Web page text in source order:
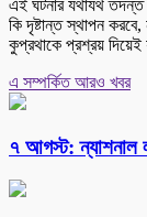
এই ঘটনার যথাযথ তদন্ত
কি দৃষ্টান্ত স্থাপন
কুপ্রথাকে প্রশ্রয় দিয়েই
এ সম্পর্কিত আরও খবর
৭ আগস্ট: ন্যাশনাল